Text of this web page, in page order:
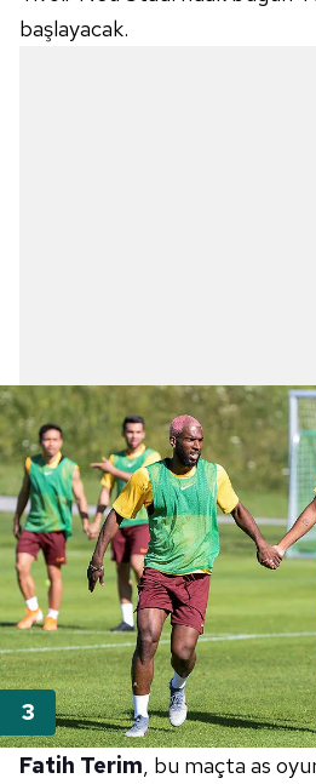
başlayacak.
Fatih Terim, bu maçta as